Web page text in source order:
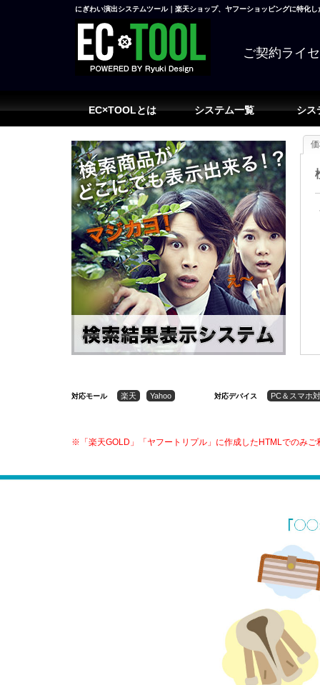
にぎわい演出システムツール｜楽天ショップ、ヤフーショッピングに特化
ご契約ライ
EC×TOOLとは システム一覧 シス
対応モール 楽天 Yahoo 対応デバイス PC＆スマホ
※「楽天GOLD」「ヤフートリプル」に作成したHTMLでのみご